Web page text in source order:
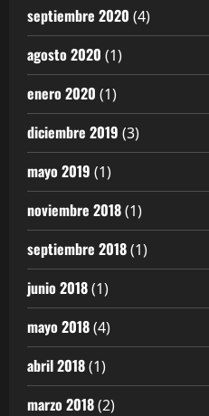
septiembre 2020 (4)
agosto 2020 (1)
enero 2020 (1)
diciembre 2019 (3)
mayo 2019 (1)
noviembre 2018(1)
septiembre 2018(1)
junio 2018(1)
mayo 2018(4)
abril 2018(1)
marzo 2018(2)